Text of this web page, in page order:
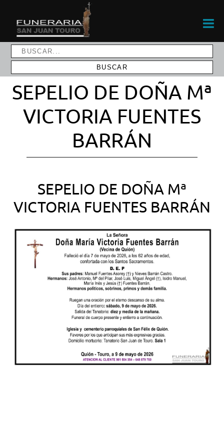
SEPELIO DE DOÑA Mª
VICTORIA FUENTES
BARRÁN
SEPELIO DE DOÑA Mª
VICTORIA FUENTES BARRÁN